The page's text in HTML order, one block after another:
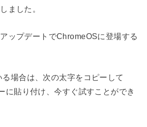
ました。
ップデートでChromeOSに登場する
場合は、次の太字をコピーして
に貼り付け、今すぐ試すことができ